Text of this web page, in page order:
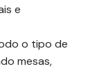
e
o tipo de
mesas,